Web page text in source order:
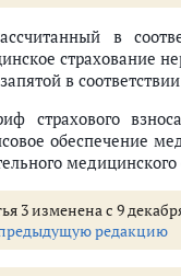
в
страхование
в
страхового
обеспечение
3 изменена с 9
редакцию